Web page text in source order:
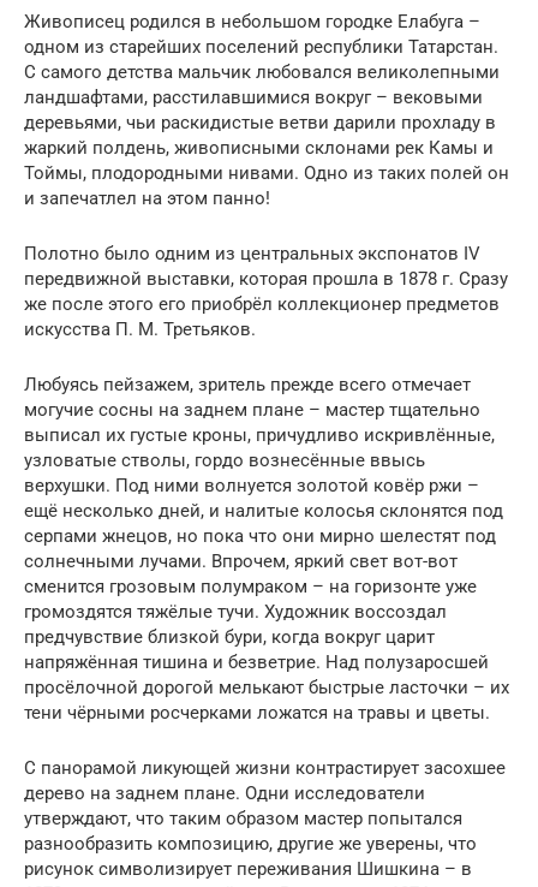
Живописец родился в небольшом городке Елабуга –
одном из старейших поселений республики Татарстан.
С самого детства мальчик любовался великолепными
ландшафтами, расстилавшимися вокруг – вековыми
деревьями, чьи раскидистые ветви дарили прохладу в
жаркий полдень, живописными склонами рек Камы и
Тоймы, плодородными нивами. Одно из таких полей он
и запечатлел на этом панно!
Полотно было одним из центральных экспонатов IV
передвижной выставки, которая прошла в 1878 г. Сразу
же после этого его приобрёл коллекционер предметов
искусства П. М. Третьяков.
Любуясь пейзажем, зритель прежде всего отмечает
могучие сосны на заднем плане – мастер тщательно
выписал их густые кроны, причудливо искривлённые,
узловатые стволы, гордо вознесённые ввысь
верхушки. Под ними волнуется золотой ковёр ржи –
ещё несколько дней, и налитые колосья склонятся под
серпами жнецов, но пока что они мирно шелестят под
солнечными лучами. Впрочем, яркий свет вот-вот
сменится грозовым полумраком – на горизонте уже
громоздятся тяжёлые тучи. Художник воссоздал
предчувствие близкой бури, когда вокруг царит
напряжённая тишина и безветрие. Над полузаросшей
просёлочной дорогой мелькают быстрые ласточки – их
тени чёрными росчерками ложатся на травы и цветы.
С панорамой ликующей жизни контрастирует засохшее
дерево на заднем плане. Одни исследователи
утверждают, что таким образом мастер попытался
разнообразить композицию, другие же уверены, что
рисунок символизирует переживания Шишкина – в